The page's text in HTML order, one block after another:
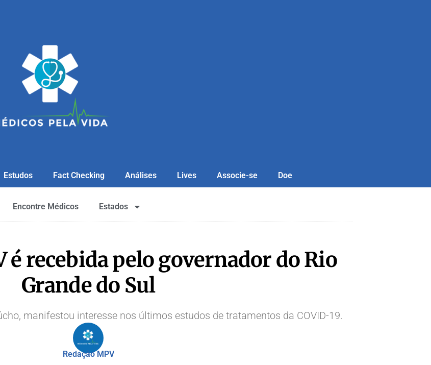
Estudos Fact Checking Análises Lives Associe-se Doe
Encontre Médicos Estados
é recebida pelo governador do Rio
Grande do Sul
manifestou interesse nos últimos estudos de tratamentos da COVID-19.
Redação MPV